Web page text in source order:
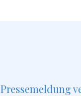
Pressemeldung